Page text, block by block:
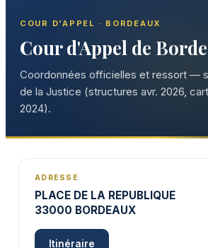
COUR D'APPEL · BORDEAUX
Cour d'Appel de
Coordonnées officielles et ressort —
de la Justice (structures avr. 2026,
2024).
ADRESSE
PLACE DE LA REPUBLIQUE
33000 BORDEAUX
Itinéraire